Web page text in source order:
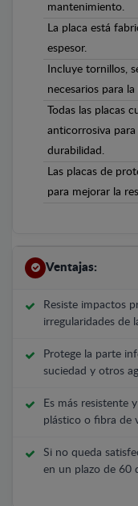
mantenimiento.
La placa está
espesor.
Incluye tornillos,
necesarios para la
Todas las placas
anticorrosiva
durabilidad.
Las placas de
para mejorar la
Ventajas:
Resiste impactos
irregularidades de
Protege la parte
suciedad y otros
Es más resistente
plástico o fibra de
Si no queda
en un plazo de 60